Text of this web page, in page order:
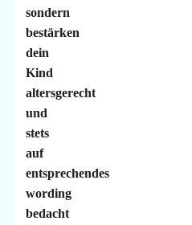
sondern
bestärken
dein
Kind
altersgerecht
und
stets
auf
entsprechendes
wording
bedacht